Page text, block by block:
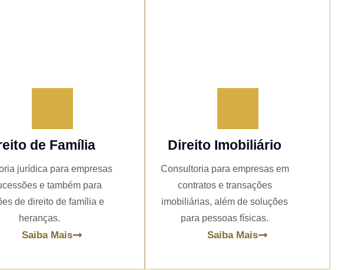
de Família
jurídica para empresas
e também para
de direito de família e
heranças.
Saiba Mais
Direito Imobiliário
Consultoria para empresas em
contratos e transações
imobiliárias, além de soluções
para pessoas físicas.
Saiba Mais